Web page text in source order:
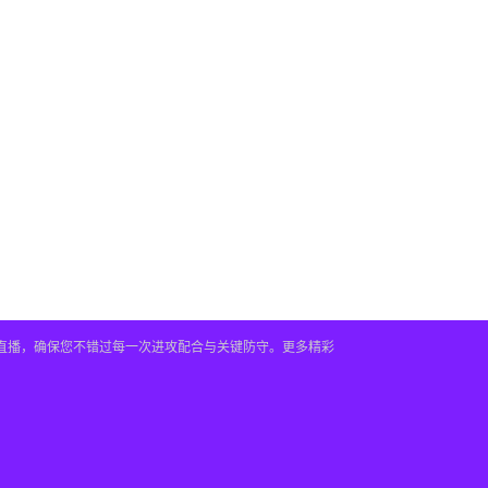
，确保您不错过每一次进攻配合与关键防守。更多精彩